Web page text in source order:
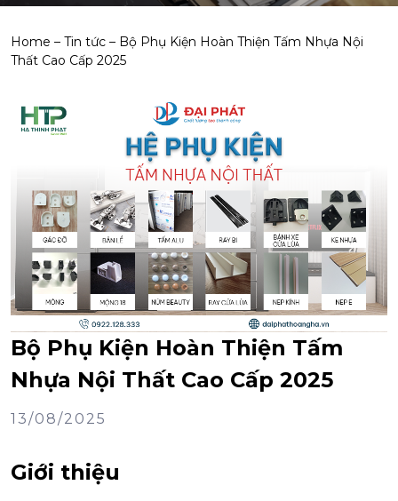
Home – Tin tức – Bộ Phụ Kiện Hoàn Thiện Tấm Nhựa Nội
Thất Cao Cấp 2025
Bộ Phụ Kiện Hoàn Thiện Tấm
Nhựa Nội Thất Cao Cấp 2025
13/08/2025
Giới thiệu